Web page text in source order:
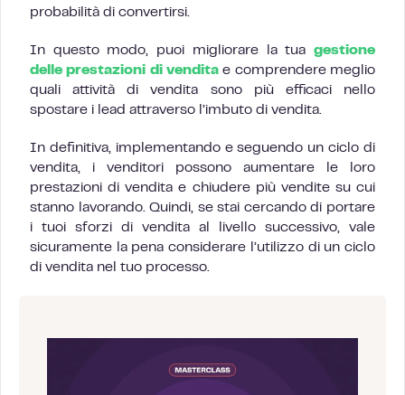
probabilità di convertirsi.
In questo modo, puoi migliorare la tua gestione
delle prestazioni di vendita e comprendere meglio
quali attività di vendita sono più efficaci nello
spostare i lead attraverso l’imbuto di vendita.
In definitiva, implementando e seguendo un ciclo di
vendita, i venditori possono aumentare le loro
prestazioni di vendita e chiudere più vendite su cui
stanno lavorando. Quindi, se stai cercando di portare
i tuoi sforzi di vendita al livello successivo, vale
sicuramente la pena considerare l’utilizzo di un ciclo
di vendita nel tuo processo.